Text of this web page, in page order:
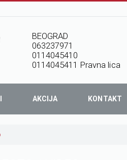
BEOGRAD
063237971
0114045410
0114045411 Pravna lica
AKCIJA KONTAKT